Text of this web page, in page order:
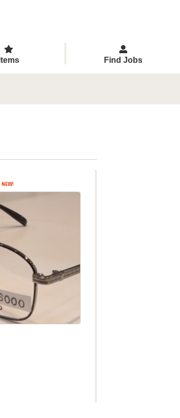
Items Find Jobs
NEW!